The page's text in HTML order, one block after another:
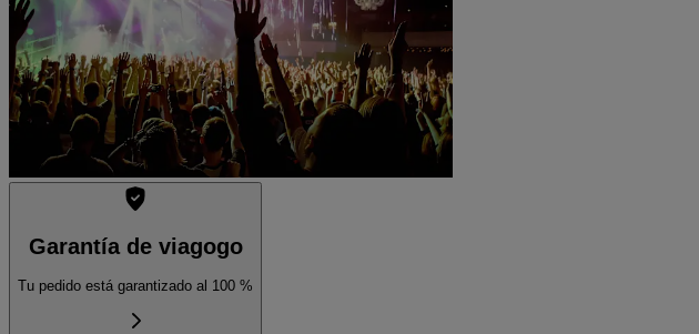
Garantía de viagogo
Tu pedido está garantizado al 100 %